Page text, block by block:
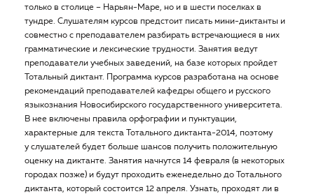
только в столице – Нарьян-Маре, но и в шести поселках в
тундре. Слушателям курсов предстоит писать мини-диктанты и
совместно с преподавателем разбирать встречающиеся в них
грамматические и лексические трудности. Занятия ведут
преподаватели учебных заведений, на базе которых пройдет
Тотальный диктант. Программа курсов разработана на основе
рекомендаций преподавателей кафедры общего и русского
языкознания Новосибирского государственного университета.
В нее включены правила орфографии и пунктуации,
характерные для текста Тотального диктанта-2014, поэтому
у слушателей будет больше шансов получить положительную
оценку на диктанте. Занятия начнутся 14 февраля (в некоторых
городах позже) и будут проходить еженедельно до Тотального
диктанта, который состоится 12 апреля. Узнать, проходят ли в